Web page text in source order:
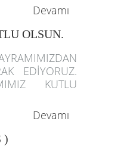
Devamı
OLSUN.
EDİYORUZ.
KUTLU
Devamı
)